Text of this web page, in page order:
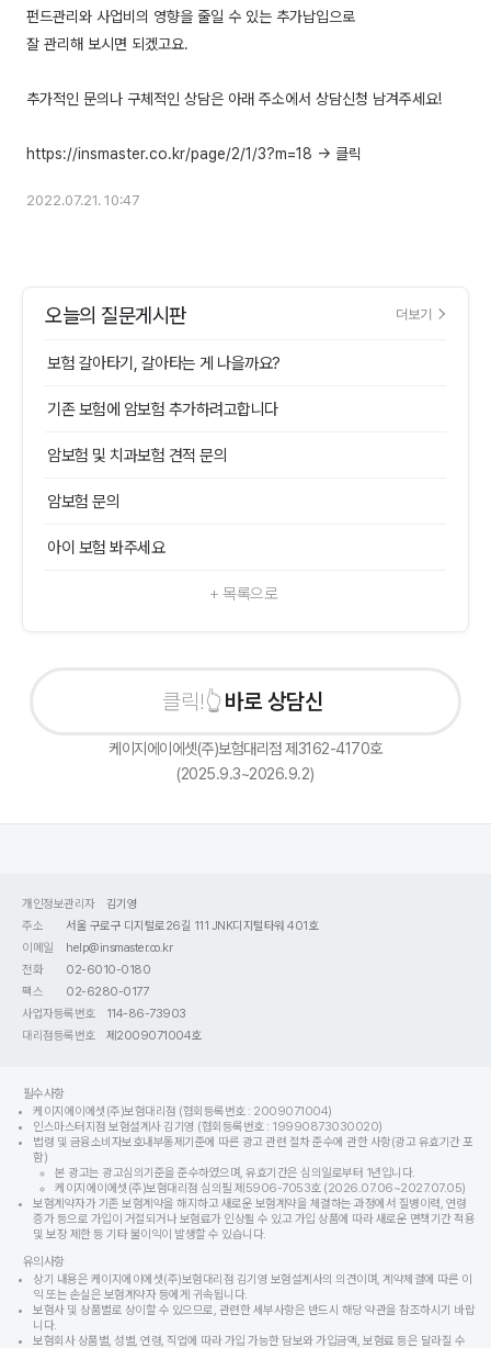
펀드관리와 사업비의 영향을 줄일 수 있는 추가납입으로
잘 관리해 보시면 되겠고요.
추가적인 문의나 구체적인 상담은 아래 주소에서 상담신청 남겨주세요!
2022.07.21. 10:47
오늘의 질문게시판 더보기
보험 갈아타기, 갈아타는 게 나을까요?
기존 보험에 암보험 추가하려고합니다
암보험 및 치과보험 견적 문의
암보험 문의
아이 보험 봐주세요
+ 목록으로
바로 상담신청하기
케이지에이에셋(주)보험대리점 제3162-4170호
(2025.9.3~2026.9.2)
개인정보관리자
김기영
주소
서울 구로구 디지털로26길 111 JNK디지털타워 401호
이메일
help@insmaster.co.kr
전화
02-6010-0180
팩스
02-6280-0177
사업자등록번호
114-86-73903
대리점등록번호
제2009071004호
필수사항
케이지에이에셋(주)보험대리점 (협회등록번호 : 2009071004)
인스마스터지점 보험설계사 김기영 (협회등록번호 : 19990873030020)
법령 및 금융소비자보호내부통제기준에 따른 광고 관련 절차 준수에 관한 사항(광고 유효기간 포
함)
본 광고는 광고심의기준을 준수하였으며, 유효기간은 심의일로부터 1년입니다.
케이지에이에셋(주)보험대리점 심의필 제5906-7053호 (2026.07.06~2027.07.05)
보험계약자가 기존 보험계약을 해지하고 새로운 보험계약을 체결하는 과정에서 질병이력, 연령
증가 등으로 가입이 거절되거나 보험료가 인상될 수 있고 가입 상품에 따라 새로운 면책기간 적용
및 보장 제한 등 기타 불이익이 발생할 수 있습니다.
유의사항
상기 내용은 케이지에이에셋(주)보험대리점 김기영 보험설계사의 의견이며, 계약체결에 따른 이
익 또는 손실은 보험계약자 등에게 귀속됩니다.
보험사 및 상품별로 상이할 수 있으므로, 관련한 세부사항은 반드시 해당 약관을 참조하시기 바랍
니다.
보험회사 상품별, 성별, 연령, 직업에 따라 가입 가능한 담보와 가입금액, 보험료 등은 달라질 수